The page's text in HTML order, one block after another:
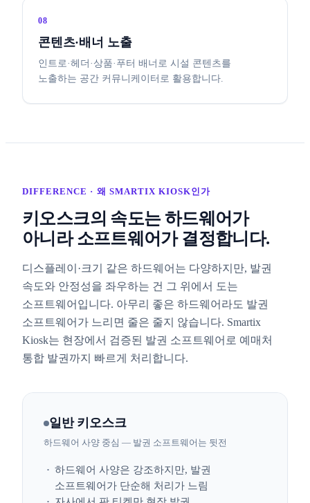
08
콘텐츠·배너 노출
인트로·헤더·상품·푸터 배너로 시설 콘텐츠를
노출하는 공간 커뮤니케이터로 활용합니다.
DIFFERENCE · 왜 SMARTIX KIOSK인가
키오스크의 속도는 하드웨어가
아니라 소프트웨어가 결정합니다.
디스플레이·크기 같은 하드웨어는 다양하지만, 발권
속도와 안정성을 좌우하는 건 그 위에서 도는
소프트웨어입니다. 아무리 좋은 하드웨어라도 발권
소프트웨어가 느리면 줄은 줄지 않습니다. Smartix
Kiosk는 현장에서 검증된 발권 소프트웨어로 예매처
통합 발권까지 빠르게 처리합니다.
일반 키오스크
하드웨어 사양 중심 — 발권 소프트웨어는 뒷전
하드웨어 사양은 강조하지만, 발권
소프트웨어가 단순해 처리가 느림